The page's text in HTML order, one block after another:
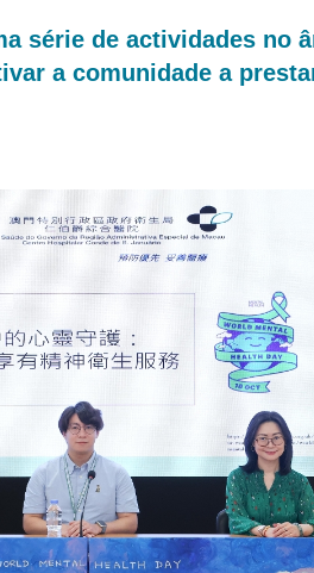
série de actividades no
a comunidade a